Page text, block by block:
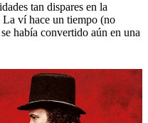
tan dispares en la
La ví hace un tiempo (no
había convertido aún en una